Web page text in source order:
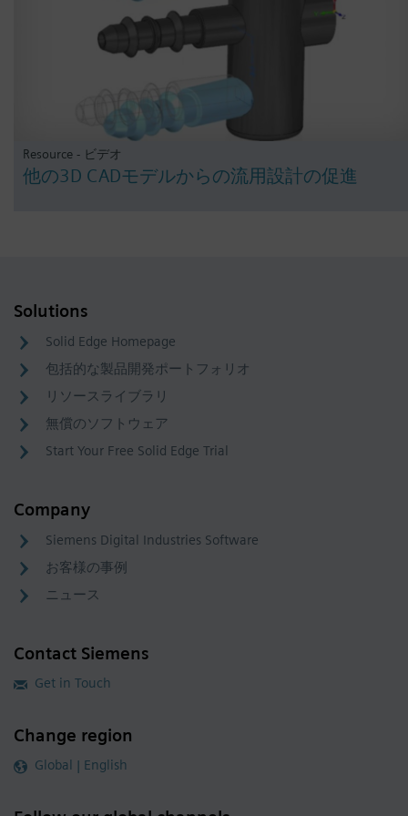
Resource - ビデオ
他の3D CADモデルからの流用設計の促進
Solutions
Solid Edge Homepage
包括的な製品開発ポートフォリオ
リソースライブラリ
無償のソフトウェア
Start Your Free Solid Edge Trial
Company
Siemens Digital Industries Software
お客様の事例
ニュース
Contact Siemens
Get in Touch
Change region
Global | English